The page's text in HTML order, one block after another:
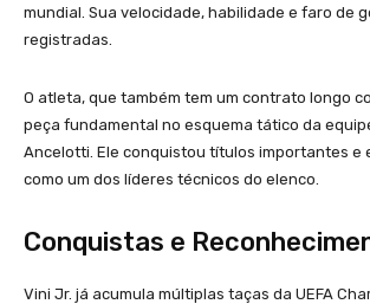
mundial. Sua velocidade, habilidade e faro de
registradas.
O atleta, que também tem um contrato longo
peça fundamental no esquema tático da
Ancelotti. Ele conquistou títulos importantes e
como um dos líderes técnicos do elenco.
Conquistas e
Vini Jr. já acumula múltiplas taças da UEFA